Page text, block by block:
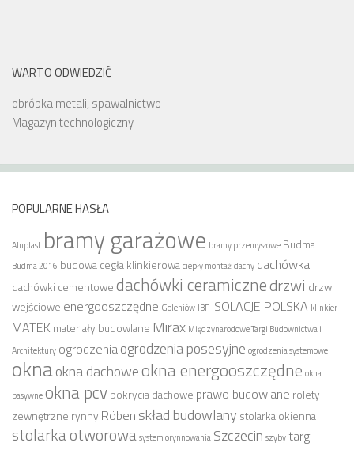
WARTO ODWIEDZIĆ
obróbka metali, spawalnictwo
Magazyn technologiczny
POPULARNE HASŁA
Aluplast bramy garażowe bramy przemysłowe Budma
Budma 2016 budowa cegła klinkierowaciepły montażdachy dachówka
dachówki cementowe dachówki ceramicznedrzwi drzwi
wejściowe energooszczędne Goleniów IBF ISOLACJE POLSKA klinkier
MATEK materiały budowlane Mirax Międzynarodowe Targi Budownictwa i
Architektury ogrodzeniaogrodzenia posesyjne ogrodzenia systemowe
oknaokna dachoweokna energooszczędne okna
pasywneokna pcv pokrycia dachowe prawo budowlane rolety
zewnętrzne rynny Röben skład budowlany stolarka okienna
stolarka otworowasystem orynnowania Szczecin szyby targi